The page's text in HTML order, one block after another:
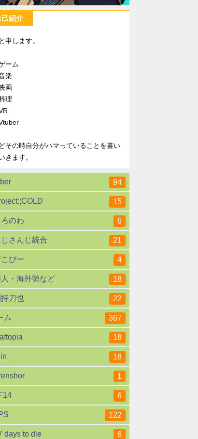
己紹介
申します。
ーム
楽
画
理
その時自分がハマっていることを書い
きます。
94
15
ろのわ 6
さんじ統合 21
ぴー 4
・海外勢など 18
刀也 22
ム 367
18
18
1
6
122
days to die 6